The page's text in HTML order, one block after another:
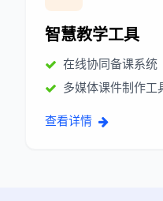
智慧教学工具
在线协同备课系统
多媒体课件制作工
查看详情